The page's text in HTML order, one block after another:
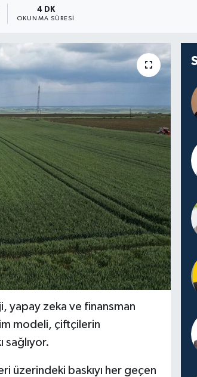
4 DK
OKUNMA SÜRESI
yapay zeka ve finansman
modeli, çiftçilerin
sağlıyor.
üzerindeki baskıyı her geçen